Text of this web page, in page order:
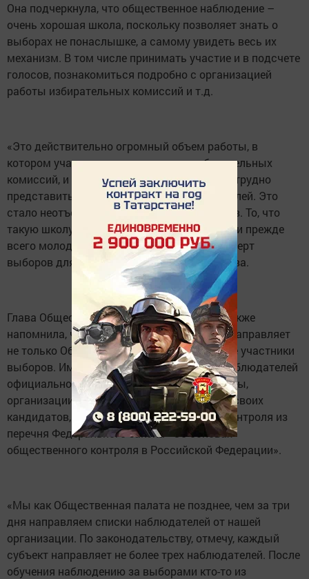
Она подчеркнула, что общественное наблюдение –
очень хорошая школа, поскольку позволяет знать о
выборах не понаслышке, а самому увидеть весь их
механизм. В том числе принимать участие и в подсчете
голосов, познакомиться подробно с организацией
работы избирательных комиссий и т.д.
«Это действительно огромный объем работы, в
котором участвует много и членов избирательных
комиссий, и в последние годы все выборы трудно
представить без общественных наблюдателей. Это
стало неотъемлемой чертой наших выборов. То, что
такую школу проходят активные граждане, и прежде
всего молодежь, это одна из характерных черт
выборов для Татарстана», – сказала Валеева.
Глава Общественной палаты Татарстана также
напомнила, что наблюдателей на выборы направляет
не только Общественная палата РТ, но и все участники
выборов. Имеют право направить своих наблюдателей
официально зарегистрированные кандидаты,
организации, партии, зарегистрировавшие своих
кандидатов, и институты общественного контроля из
перечня Федерального закона «Об основах
общественного контроля в Российской Федерации».
«Мы как Общественная палата не позднее, чем за три
дня направляем списки наблюдателей от нашей
организации. По законодательству, отмечу, каждый
субъект направляет не более трех наблюдателей. После
обучения наблюдению за выборами кто-то из